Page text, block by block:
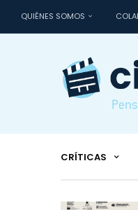
QUIÉNES SOMOS
CRÍTICAS